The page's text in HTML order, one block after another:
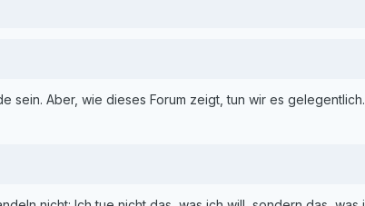
sein. Aber, wie dieses Forum zeigt, tun wir es gelegentlich.